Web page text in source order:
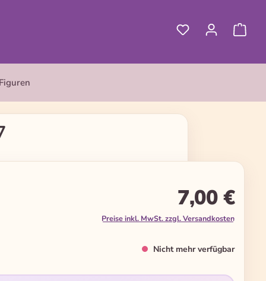
7,00 €
Preise inkl. MwSt. zzgl. Versandkosten
Nicht mehr verfügbar